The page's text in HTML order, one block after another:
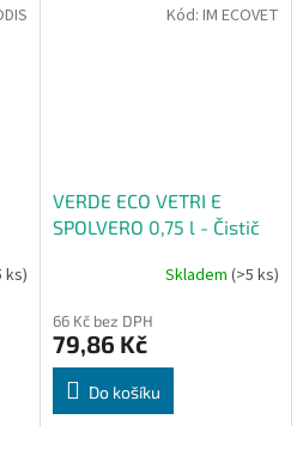
ks)
VERDE ECO VETRI E
SPOLVERO 0,75 l - Čistič
Skladem(>5 ks)
66 Kč bez DPH
79,86 Kč
Do košíku
Kód:IM ECOVET